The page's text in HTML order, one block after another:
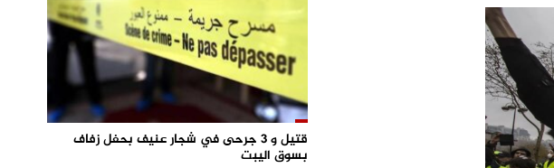
قتيل و 3 جرحى في شجار عنيف بحفل زفاف
بسوق اليبت